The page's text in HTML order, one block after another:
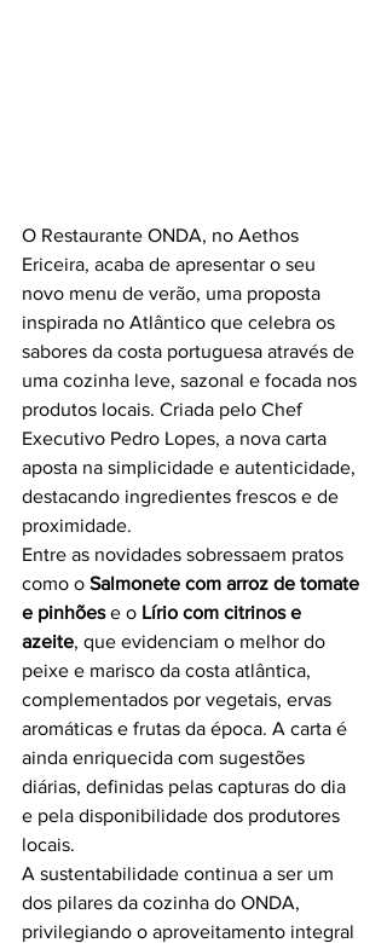
O Restaurante ONDA, no Aethos
Ericeira, acaba de apresentar o seu
novo menu de verão, uma proposta
inspirada no Atlântico que celebra os
sabores da costa portuguesa através de
uma cozinha leve, sazonal e focada nos
produtos locais. Criada pelo Chef
Executivo Pedro Lopes, a nova carta
aposta na simplicidade e autenticidade,
destacando ingredientes frescos e de
proximidade.
Entre as novidades sobressaem pratos
como o Salmonete com arroz de tomate
e pinhões e o Lírio com citrinos e
azeite, que evidenciam o melhor do
peixe e marisco da costa atlântica,
complementados por vegetais, ervas
aromáticas e frutas da época. A carta é
ainda enriquecida com sugestões
diárias, definidas pelas capturas do dia
e pela disponibilidade dos produtores
locais.
A sustentabilidade continua a ser um
dos pilares da cozinha do ONDA,
privilegiando o aproveitamento integral